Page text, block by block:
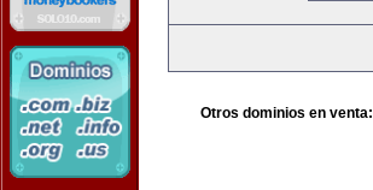
Otros dominios en venta: